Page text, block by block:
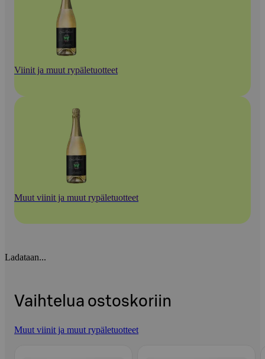
Viinit ja muut rypäletuotteet
Muut viinit ja muut rypäletuotteet
Ladataan...
Vaihtelua ostoskoriin
Muut viinit ja muut rypäletuotteet